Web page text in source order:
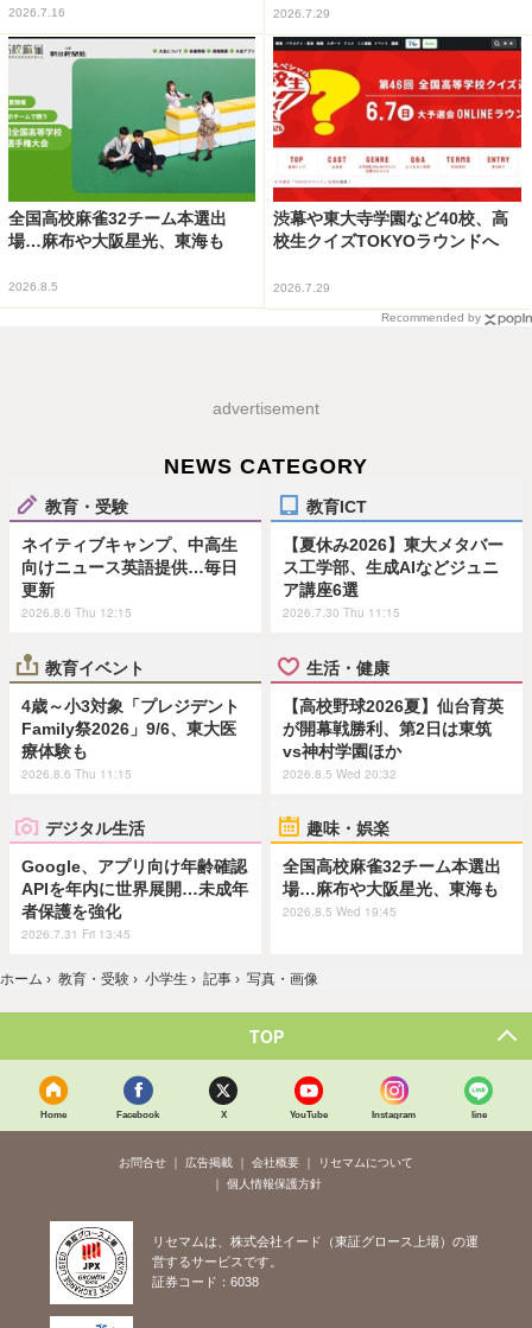
2026.7.16 2026.7.29
全国高校麻雀32チーム本選出
場…麻布や大阪星光、東海も
2026.8.5
渋幕や東大寺学園など40校、高
校生クイズTOKYOラウンドへ
2026.7.29
Recommended by
advertisement
NEWS CATEGORY
教育・受験
ネイティブキャンプ、中高生
向けニュース英語提供…毎日
更新
2026.8.6 Thu 12:15
教育ICT
【夏休み2026】東大メタバー
ス工学部、生成AIなどジュニ
ア講座6選
2026.7.30 Thu 11:15
教育イベント
4歳～小3対象「プレジデント
Family祭2026」9/6、東大医
療体験も
2026.8.6 Thu 11:15
生活・健康
【高校野球2026夏】仙台育英
が開幕戦勝利、第2日は東筑
vs神村学園ほか
2026.8.5 Wed 20:32
デジタル生活
Google、アプリ向け年齢確認
APIを年内に世界展開…未成年
者保護を強化
2026.7.31 Fri 13:45
趣味・娯楽
全国高校麻雀32チーム本選出
場…麻布や大阪星光、東海も
2026.8.5 Wed 19:45
ホーム › 教育・受験 › 小学生 › 記事 › 写真・画像
TOP
Home Facebook X YouTube Instagram line
お問合せ 広告掲載 会社概要
リセマムについて
個人情報保護方針
リセマムは、株式会社イード（東証グロース上場）の運
営するサービスです。
証券コード：6038